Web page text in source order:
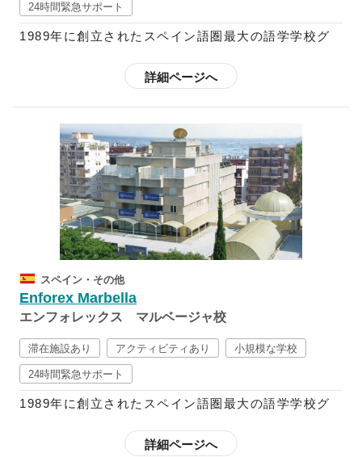
24時間緊急サポート
1989年に創立されたスペイン語圏最大の語学学校グ
国に21校の校舎を展開しており、毎年世界52ヶ国か
スペイン語で快適なコミュニケーションを図り、スペ
イン語で自身の考えを他人に理解してもらえることを
ゴールとしているエンフォレックスの教育プログラム
では、スパ隠語習得に不可欠な要素である文法や読
解、筆記、リスニング、会話がカリキュラムに含まれ
ています。また、コミュニケーションを円滑にするべ
く、その国の文化を学ぶよう推奨しており、映画、文
回の文化レッスンが含まれたコースも設けています。
さらに、スペイン語+αのコースも多数用意されてい
るので、フラメンコや料理など学ぶことも可能です。
スペイン語中級以上向けには、ビジネス分野でのスペ
イン語を学べるコースや、インターンシップ・ボラン
ティアに参加できるプログラムなども用意されている
ので、初心者～上級者までしっかりと学ぶことができ
詳細ページへ
スペイン・その他
Enforex Marbella
エンフォレックス マルベージャ校
滞在施設あり アクティビティあり 小規模な学校
24時間緊急サポート
1989年に創立されたスペイン語圏最大の語学学校グ
国に21校の校舎を展開しており、毎年世界52ヶ国か
詳細ページへ